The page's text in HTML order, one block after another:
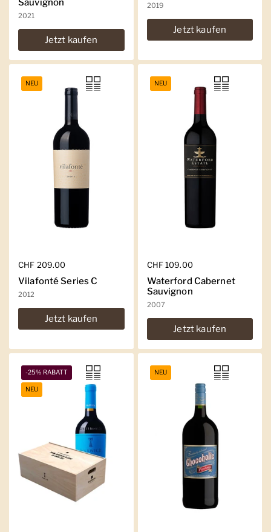
Sauvignon
2021
Jetzt kaufen
2019
Jetzt kaufen
Regulärer Preis
CHF 209.00
Vilafonté Series C
2012
Jetzt kaufen
NEU
Regulärer Preis
CHF 109.00
Waterford Cabernet
Sauvignon
2007
Jetzt kaufen
NEU
-25% RABATT
NEU
NEU